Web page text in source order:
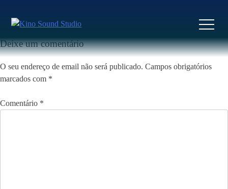
content
Navegação
de
artigos
Previous: A Herdade
Deixe um comentário
O seu endereço de email não será publicado. Campos obrigatórios
marcados com *
Comentário *